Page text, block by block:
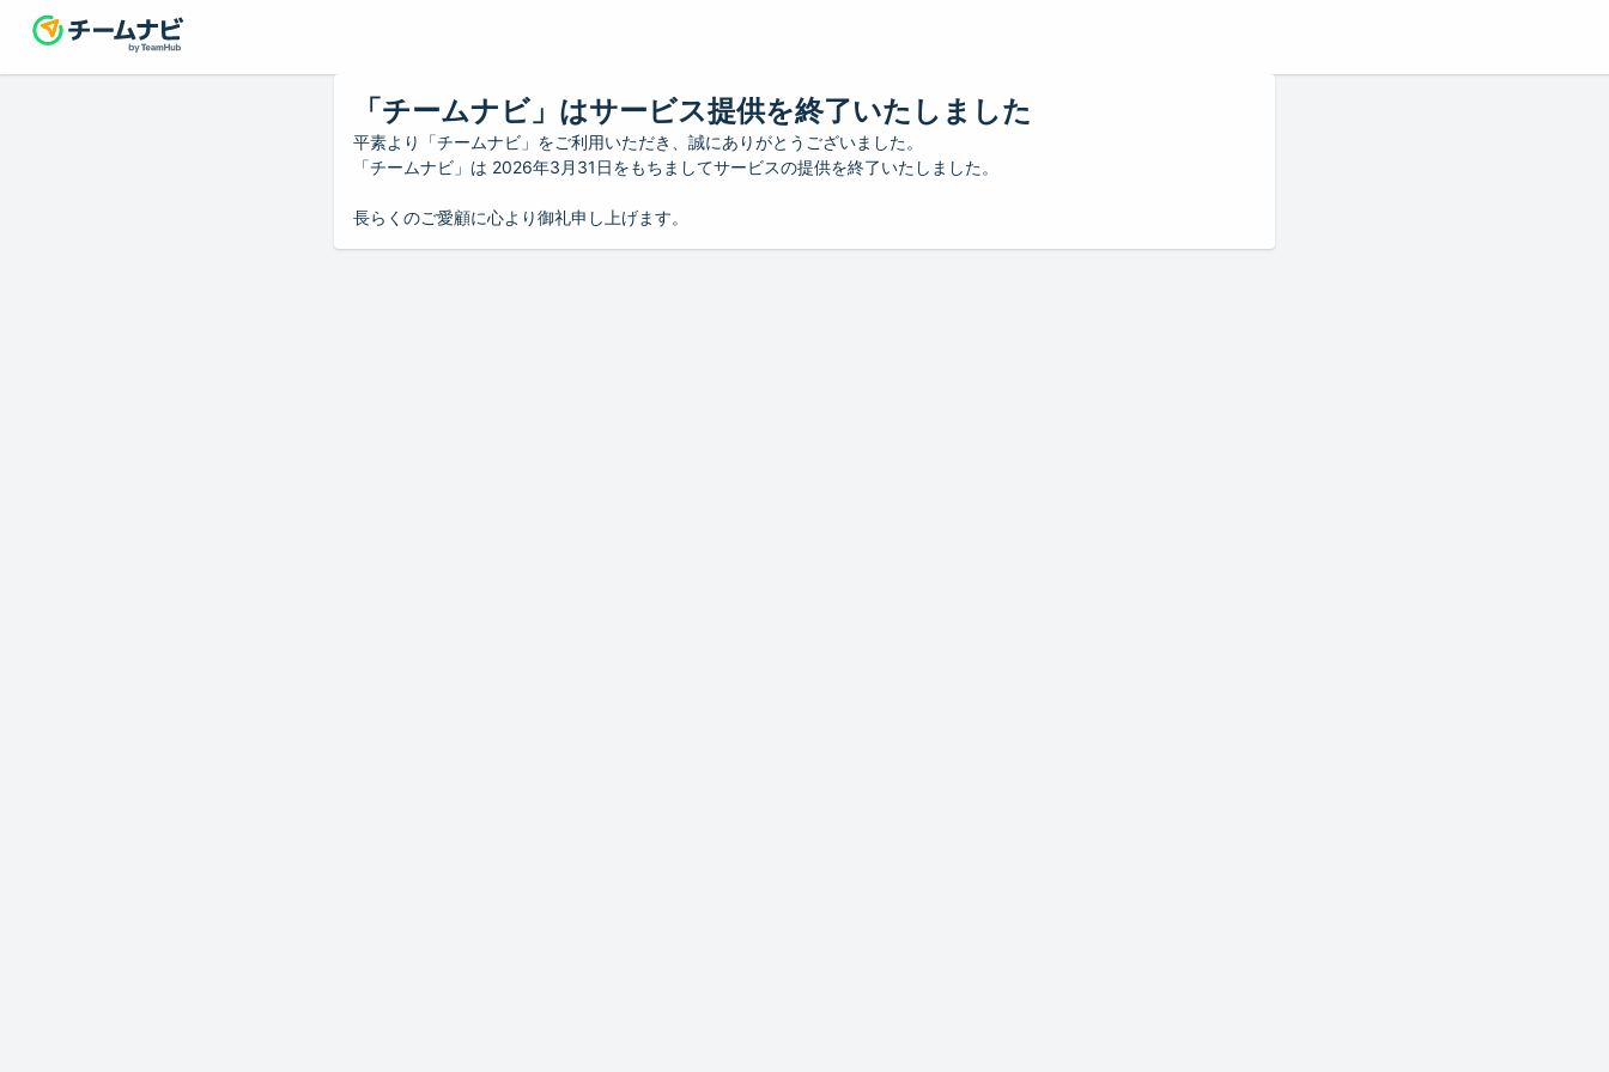
「チームナビ」はサービス提供を終了いたしました
平素より「チームナビ」をご利用いただき、誠にありがとうございました。
「チームナビ」は 2026年3月31日をもちましてサービスの提供を終了いたしました。
長らくのご愛顧に心より御礼申し上げます。